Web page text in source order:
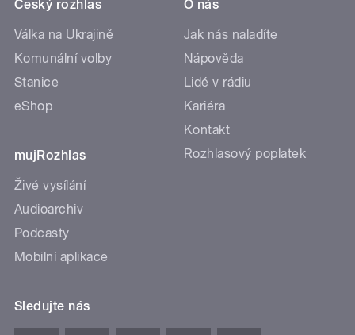
Český rozhlas
Válka na Ukrajině
Komunální volby
Stanice
eShop
mujRozhlas
Živé vysílání
Audioarchiv
Podcasty
Mobilní aplikace
O nás
Jak nás naladíte
Nápověda
Lidé v rádiu
Kariéra
Kontakt
Rozhlasový poplatek
Sledujte nás